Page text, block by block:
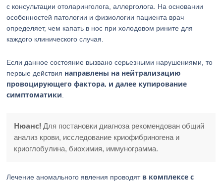
с консультации отоларинголога, аллерголога. На основании
особенностей патологии и физиологии пациента врач
определяет, чем капать в нос при холодовом рините для
каждого клинического случая.
Если данное состояние вызвано серьезными нарушениями, то
первые действия направлены на нейтрализацию
провоцирующего фактора, и далее купирование
симптоматики
Нюанс! Для постановки диагноза рекомендован общий
анализ крови, исследование криофибриногена и
криоглобулина, биохимия, иммунограмма.
Лечение аномального явления проводят в комплексе с